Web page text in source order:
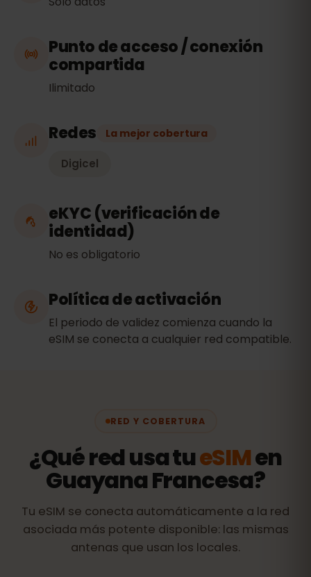
Punto de acceso / conexión
compartida
Ilimitado
Redes La mejor cobertura
Digicel
eKYC (verificación de
identidad)
No es obligatorio
Política de activación
El periodo de validez comienza cuando la
eSIM se conecta a cualquier red compatible.
RED Y COBERTURA
¿Qué red usa tueSIMen
Guayana Francesa?
Tu eSIM se conecta automáticamente a la red
asociada más potente disponible: las mismas
antenas que usan los locales.